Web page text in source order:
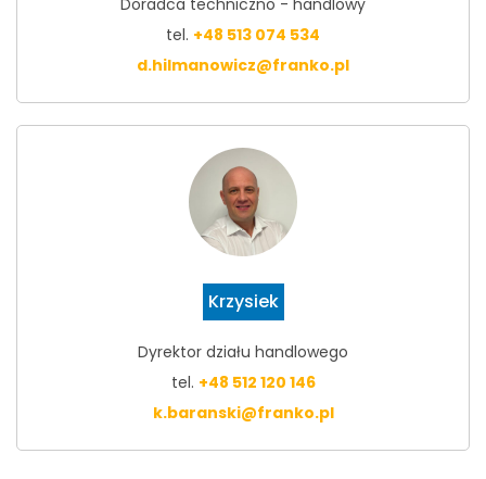
Doradca techniczno - handlowy
tel. +48 513 074 534
d.hilmanowicz@franko.pl
Krzysiek
Dyrektor działu handlowego
tel. +48 512 120 146
k.baranski@franko.pl